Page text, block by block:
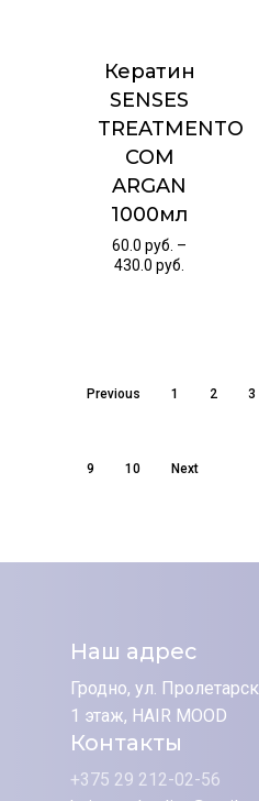
Кератин
SENSES
TREATMENTO
COM
ARGAN
1000мл
60.0руб. –
430.0руб.
Previous 1 2 3
9 10 Next
Наш адрес
Гродно, ул.
1 этаж, HAIR MOOD
Контакты
+375 29 212-02-56